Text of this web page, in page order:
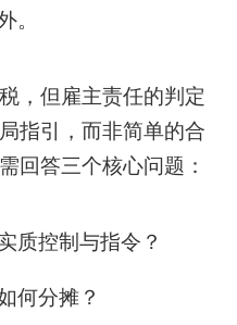
。
，但雇主责任的判定
指引，而非简单的合
需回答三个核心问题：
质控制与指令？
何分摊？